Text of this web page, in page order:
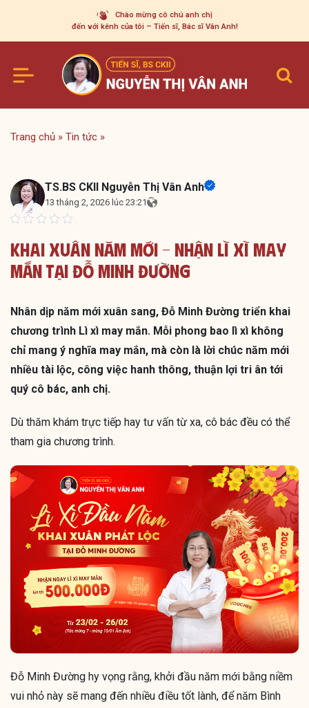
content
Chào mừng cô chú anh chị
đến với kênh của tôi – Tiến sĩ, Bác sĩ Vân Anh!
Trang chủ » Tin tức »
TS.BS CKII Nguyễn Thị Vân Anh
13 tháng 2, 2026 lúc 23:21
Khai Xuân Năm Mới – Nhận Lì Xì May
Mắn Tại Đỗ Minh Đường
Nhân dịp năm mới xuân sang, Đỗ Minh Đường triển khai
chương trình Lì xì may mắn. Mỗi phong bao lì xì không
chỉ mang ý nghĩa may mắn, mà còn là lời chúc năm mới
nhiều tài lộc, công việc hanh thông, thuận lợi tri ân tới
quý cô bác, anh chị.
Dù thăm khám trực tiếp hay tư vấn từ xa, cô bác đều có thể
tham gia chương trình.
Đỗ Minh Đường hy vọng rằng, khởi đầu năm mới bằng niềm
vui nhỏ này sẽ mang đến nhiều điều tốt lành, để năm Bình